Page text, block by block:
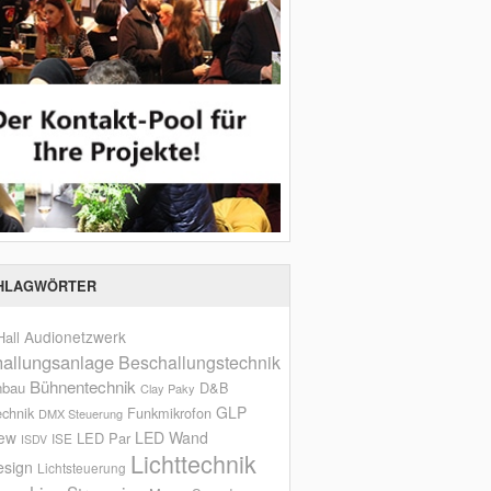
Audionetzwerk
Beschallungstechnik
Bühnentechnik Clay Paky D&B
DMX Steuerung Funkmikrofon GLP
ISDV ISE LED Par LED Wand
Lichtsteuerung Lichttechnik